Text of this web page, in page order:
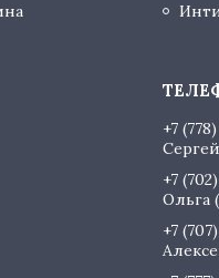
+7
+7
Ольга
+7